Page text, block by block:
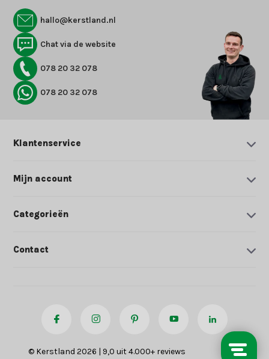
hallo@kerstland.nl
Chat via de website
078 20 32 078
078 20 32 078
Klantenservice
Mijn account
Categorieën
Contact
© Kerstland 2026 | 9,0 uit 4.000+ reviews